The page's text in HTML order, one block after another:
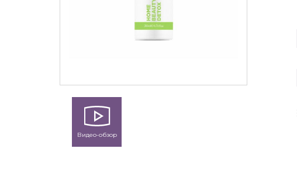
Видео-обзор